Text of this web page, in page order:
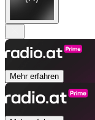
Mehr erfahren